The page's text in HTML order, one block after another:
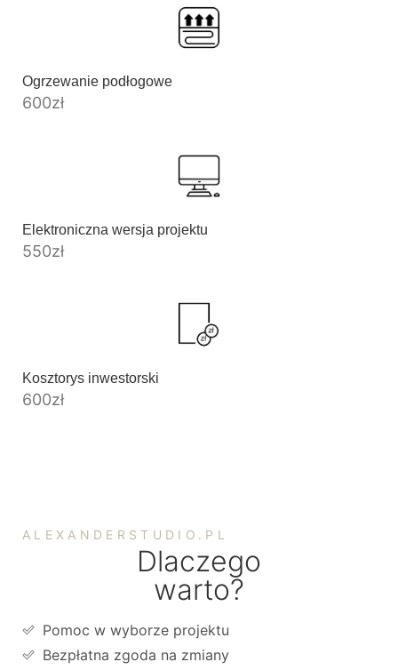
Ogrzewanie podłogowe
600zł
Elektroniczna wersja projektu
550zł
Kosztorys inwestorski
600zł
ALEXANDERSTUDIO.PL
Dlaczego
warto?
Pomoc w wyborze projektu
Bezpłatna zgoda na zmiany